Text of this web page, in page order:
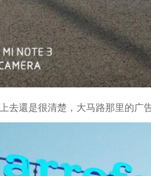
去還是很清楚，大马路那里的广